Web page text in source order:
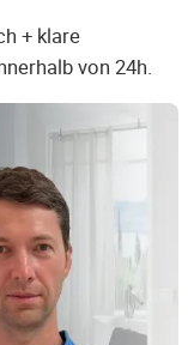
+ klare
von 24h.